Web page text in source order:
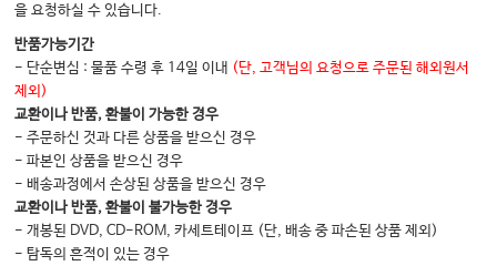
을 요청하실 수 있습니다.
반품가능기간
- 단순변심 : 물품 수령 후 14일 이내 (단, 고객님의 요청으로 주문된 해외원서
제외)
교환이나 반품, 환불이 가능한 경우
- 주문하신 것과 다른 상품을 받으신 경우
- 파본인 상품을 받으신 경우
- 배송과정에서 손상된 상품을 받으신 경우
교환이나 반품, 환불이 불가능한 경우
- 개봉된 DVD, CD-ROM, 카세트테이프 (단, 배송 중 파손된 상품 제외)
- 탐독의 흔적이 있는 경우